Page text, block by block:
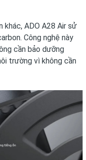
khác, ADO A28 Air sử
Công nghệ này
cần bảo dưỡng
trường vì không cần